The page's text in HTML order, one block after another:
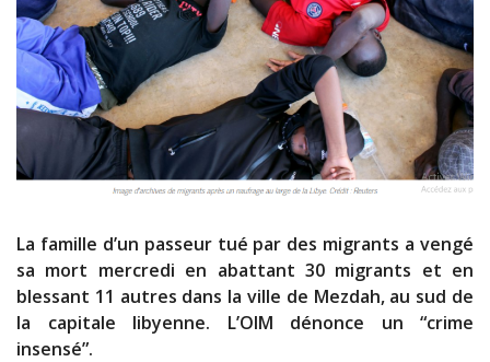
La famille d’un passeur tué par des migrants a vengé
sa mort mercredi en abattant 30 migrants et en
blessant 11 autres dans la ville de Mezdah, au sud de
la capitale libyenne. L’OIM dénonce un “crime
insensé”.